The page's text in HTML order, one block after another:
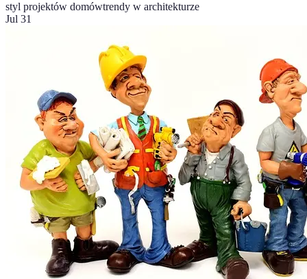
styl projektów domówtrendy w architekturze
Jul 31